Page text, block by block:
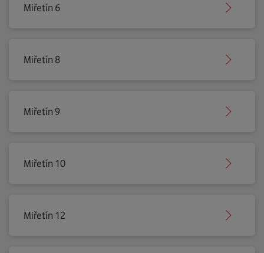
Miřetín 6
Miřetín 8
Miřetín 9
Miřetín 10
Miřetín 12